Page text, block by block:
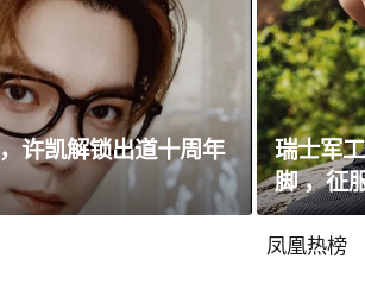
暴走飞织鞋」！透气防滑不闷
形
凤凰热榜